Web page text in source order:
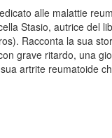
alle malattie
Stasio, autrice del
Racconta la sua
grave ritardo, una
artrite reumatoide